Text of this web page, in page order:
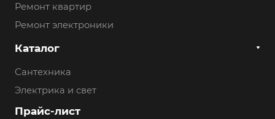
Ремонт квартир
Ремонт электроники
Каталог
Сантехника
Электрика и свет
Прайс-лист